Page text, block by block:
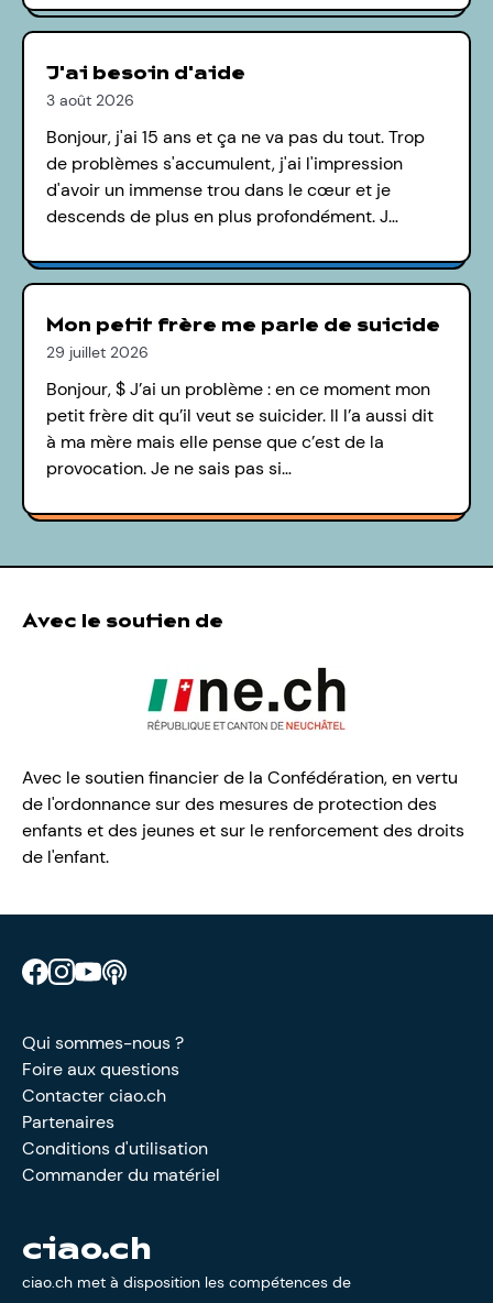
J'ai besoin d'aide
3 août 2026
Bonjour, j'ai 15 ans et ça ne va pas du tout. Trop
de problèmes s'accumulent, j'ai l'impression
d'avoir un immense trou dans le cœur et je
descends de plus en plus profondément. J…
Mon petit frère me parle de suicide
29 juillet 2026
Bonjour, $ J’ai un problème : en ce moment mon
petit frère dit qu’il veut se suicider. Il l’a aussi dit
à ma mère mais elle pense que c’est de la
provocation. Je ne sais pas si…
Avec le soutien de
Avec le soutien financier de la Confédération, en vertu
de l'ordonnance sur des mesures de protection des
enfants et des jeunes et sur le renforcement des droits
de l'enfant.
Retrouve CIAO sur Facebook
Retrouve CIAO sur Instagram
Retrouve CIAO sur YouTube
Qui sommes-nous ?
Foire aux questions
Contacter ciao.ch
Partenaires
Conditions d'utilisation
Commander du matériel
ciao.ch
ciao.ch met à disposition les compétences de